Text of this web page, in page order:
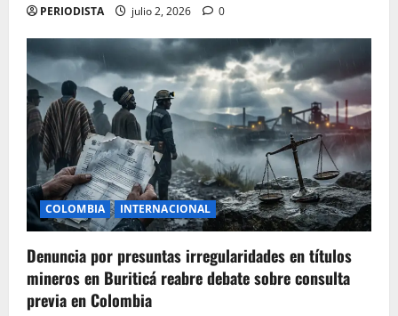
PERIODISTA julio 2, 2026 0
COLOMBIA INTERNACIONAL
Denuncia por presuntas irregularidades en títulos
mineros en Buriticá reabre debate sobre consulta
previa en Colombia